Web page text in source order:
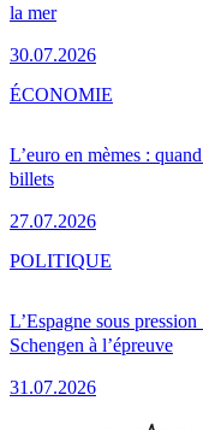
la mer
30.07.2026
L’euro en mèmes :
billets
27.07.2026
ÉCONOMIE
L’Espagne sous
Schengen à l’épreuve
31.07.2026
POLITIQUE